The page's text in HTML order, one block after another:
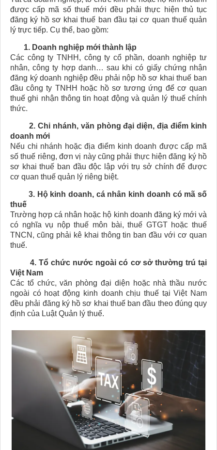
được cấp mã số thuế mới đều phải thực hiện thủ tục
đăng ký hồ sơ khai thuế ban đầu tại cơ quan thuế quản
lý trực tiếp. Cụ thể, bao gồm:
1. Doanh nghiệp mới thành lập
Các công ty TNHH, công ty cổ phần, doanh nghiệp tư
nhân, công ty hợp danh… sau khi có giấy chứng nhận
đăng ký doanh nghiệp đều phải nộp hồ sơ khai thuế ban
đầu công ty TNHH hoặc hồ sơ tương ứng để cơ quan
thuế ghi nhận thông tin hoạt động và quản lý thuế chính
thức.
2. Chi nhánh, văn phòng đại diện, địa điểm kinh
doanh mới
Nếu chi nhánh hoặc địa điểm kinh doanh được cấp mã
số thuế riêng, đơn vị này cũng phải thực hiện đăng ký hồ
sơ khai thuế ban đầu độc lập với trụ sở chính để được
cơ quan thuế quản lý riêng biệt.
3. Hộ kinh doanh, cá nhân kinh doanh có mã số
thuế
Trường hợp cá nhân hoặc hộ kinh doanh đăng ký mới và
có nghĩa vụ nộp thuế môn bài, thuế GTGT hoặc thuế
TNCN, cũng phải kê khai thông tin ban đầu với cơ quan
thuế.
4. Tổ chức nước ngoài có cơ sở thường trú tại
Việt Nam
Các tổ chức, văn phòng đại diện hoặc nhà thầu nước
ngoài có hoạt động kinh doanh chịu thuế tại Việt Nam
đều phải đăng ký hồ sơ khai thuế ban đầu theo đúng quy
định của Luật Quản lý thuế.